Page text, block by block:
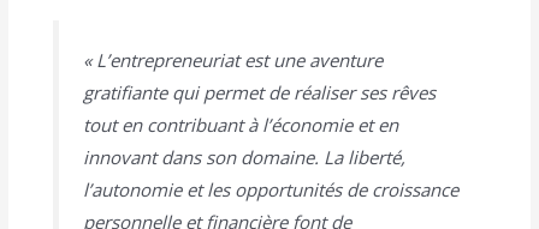
« L’entrepreneuriat est une aventure
gratifiante qui permet de réaliser ses rêves
tout en contribuant à l’économie et en
innovant dans son domaine. La liberté,
l’autonomie et les opportunités de croissance
personnelle et financière font de